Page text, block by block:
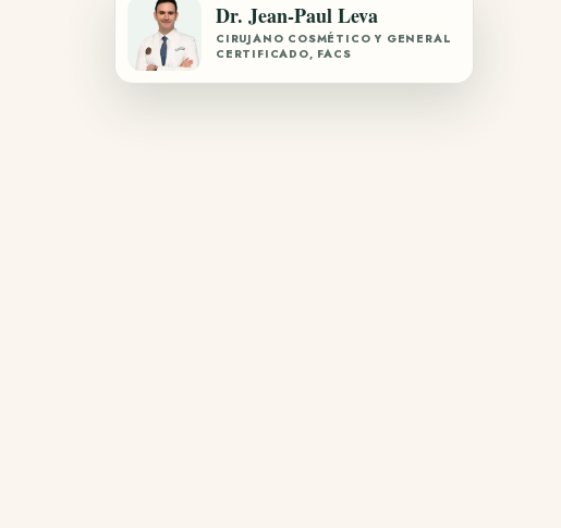
Dr. Jean-Paul Leva
CIRUJANO COSMÉTICO Y GENERAL
CERTIFICADO, FACS